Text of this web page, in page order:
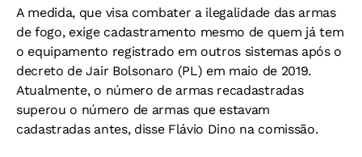
A medida, que visa combater a ilegalidade das armas
de fogo, exige cadastramento mesmo de quem já tem
o equipamento registrado em outros sistemas após o
decreto de Jair Bolsonaro (PL) em maio de 2019.
Atualmente, o número de armas recadastradas
superou o número de armas que estavam
cadastradas antes, disse Flávio Dino na comissão.